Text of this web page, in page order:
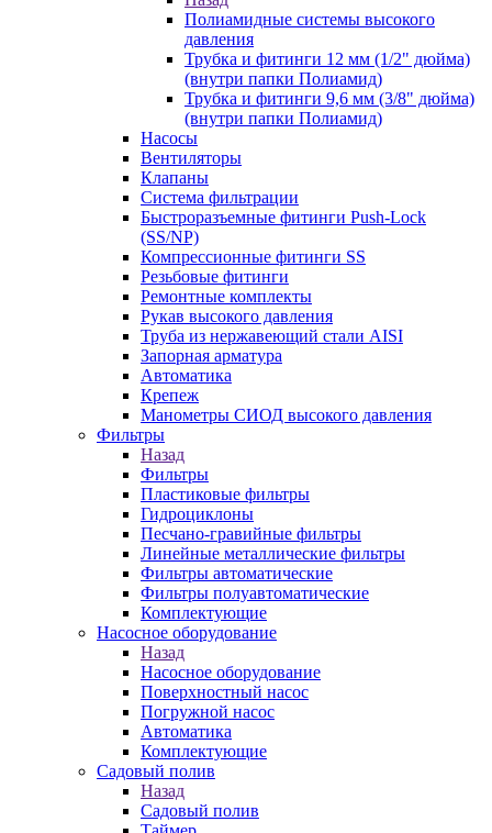
Полиамидные системы высокого
давления
Трубка и фитинги 12 мм (1/2" дюйма)
(внутри папки Полиамид)
Трубка и фитинги 9,6 мм (3/8" дюйма)
(внутри папки Полиамид)
Насосы
Вентиляторы
Клапаны
Система фильтрации
Быстроразъемные фитинги Push-Lock
(SS/NP)
Компрессионные фитинги SS
Резьбовые фитинги
Ремонтные комплекты
Рукав высокого давления
Труба из нержавеющий стали AISI
Запорная арматура
Автоматика
Крепеж
Манометры СИОД высокого давления
Фильтры
Назад
Фильтры
Пластиковые фильтры
Гидроциклоны
Песчано-гравийные фильтры
Линейные металлические фильтры
Фильтры автоматические
Фильтры полуавтоматические
Комплектующие
Насосное оборудование
Назад
Насосное оборудование
Поверхностный насос
Погружной насос
Автоматика
Комплектующие
Садовый полив
Назад
Садовый полив